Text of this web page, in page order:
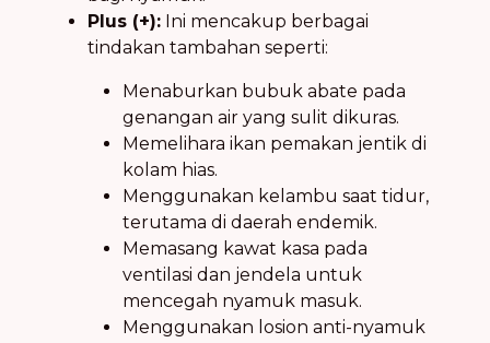
Plus (+): Ini mencakup berbagai
tindakan tambahan seperti:
Menaburkan bubuk abate pada
genangan air yang sulit dikuras.
Memelihara ikan pemakan jentik di
kolam hias.
Menggunakan kelambu saat tidur,
terutama di daerah endemik.
Memasang kawat kasa pada
ventilasi dan jendela untuk
mencegah nyamuk masuk.
Menggunakan losion anti-nyamuk